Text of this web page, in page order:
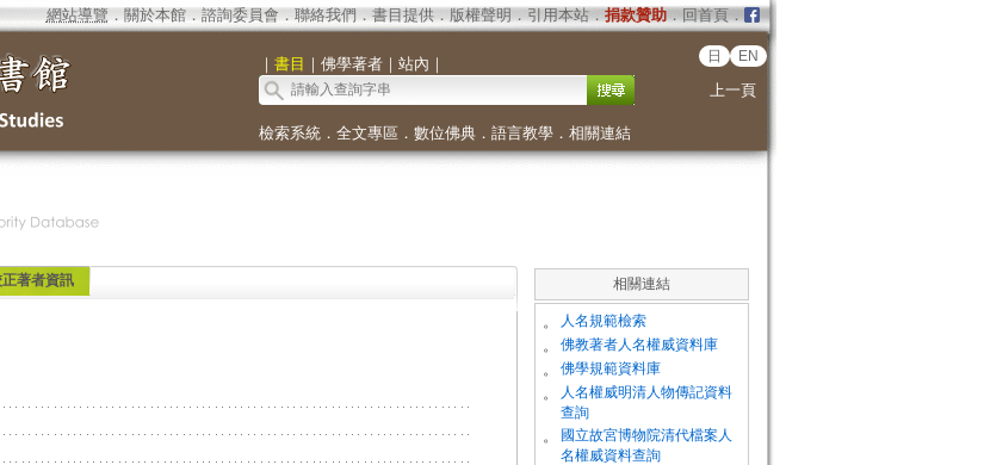
網站導覽 ． 關於本館． 諮詢委員會． 聯絡我們 ． 書目提供． 版權聲明 ． 引用本站． 捐款贊助．回首頁．
｜ 書目 ｜ 佛學著者｜ 站內 ｜ 日 EN
上一頁
檢索系統． 全文專區 ． 數位佛典． 語言教學． 相關連結
著者資訊 相關連結
。 人名規範檢索
。 佛教著者人名權威資料庫
。 佛學規範資料庫
。
人名權威明清人物傳記資料
查詢
。
國立故宮博物院清代檔案人
名權威資料查詢